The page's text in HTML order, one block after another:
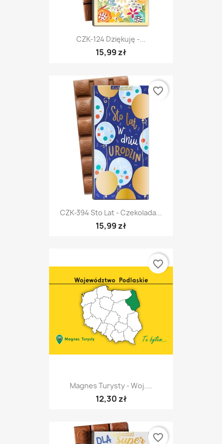
CZK-124 Dziękuję -...
15,99 zł
CZK-394 Sto Lat - Czekolada...
15,99 zł
favorite_border
Magnes Turysty - Woj....
12,30 zł
favorite_border
favorite_border